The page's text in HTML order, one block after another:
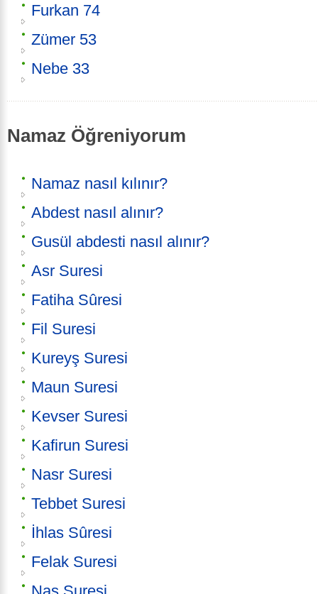
Furkan 74
Zümer 53
Nebe 33
Namaz Öğreniyorum
Namaz nasıl kılınır?
Abdest nasıl alınır?
Gusül abdesti nasıl alınır?
Asr Suresi
Fatiha Sûresi
Fil Suresi
Kureyş Suresi
Maun Suresi
Kevser Suresi
Kafirun Suresi
Nasr Suresi
Tebbet Suresi
İhlas Sûresi
Felak Suresi